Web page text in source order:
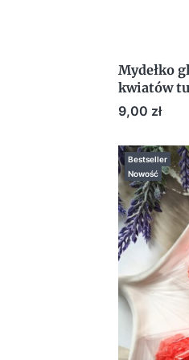
Mydełko
kwiatów
Dzień
Cena
9,00 zł
Bestseller
Nowość